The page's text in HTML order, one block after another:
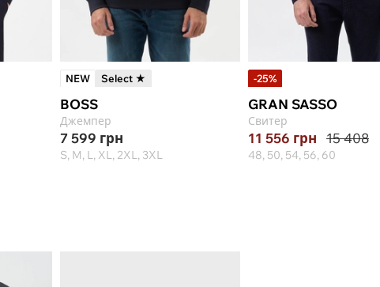
NEW Select ★
BOSS
Джемпер
7 599 грн
S, M, L, XL, 2XL, 3XL
-25%
GRAN SASSO
Свитер
11 556 грн 15 408
48, 50, 54, 56, 60